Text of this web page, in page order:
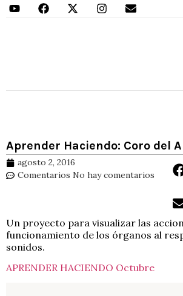
Aprender Haciendo: Coro del
agosto 2, 2016
Comentarios No hay comentarios
Un proyecto para visualizar las
funcionamiento de los órganos al
sonidos.
APRENDER HACIENDO Octubre